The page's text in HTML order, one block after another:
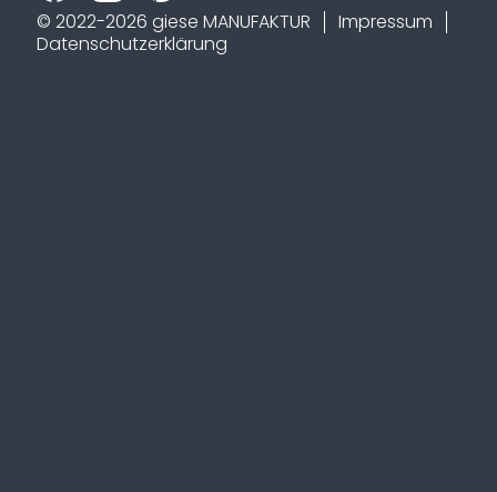
© 2022-2026 giese MANUFAKTUR
Impressum
Datenschutzerklärung